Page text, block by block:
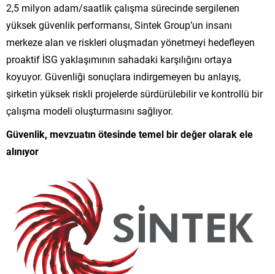
2,5 milyon adam/saatlik çalışma sürecinde sergilenen
yüksek güvenlik performansı, Sintek Group’un insanı
merkeze alan ve riskleri oluşmadan yönetmeyi hedefleyen
proaktif İSG yaklaşımının sahadaki karşılığını ortaya
koyuyor. Güvenliği sonuçlara indirgemeyen bu anlayış,
şirketin yüksek riskli projelerde sürdürülebilir ve kontrollü bir
çalışma modeli oluşturmasını sağlıyor.
Güvenlik, mevzuatın ötesinde temel bir değer olarak ele
alınıyor